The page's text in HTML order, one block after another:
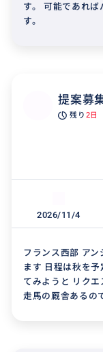
す。 可能であれ
す。
提案募
残り 2日
2026/11/4
フランス西部 ア
ます 日程は秋を
てみようと リク
走馬の厩舎あるの